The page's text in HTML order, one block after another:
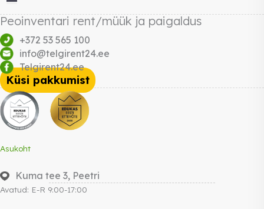
Peoinventari rent/müük ja paigaldus
+372 53 565 100
info@telgirent24.ee
Telgirent24.ee
Küsi pakkumist
Asukoht
Kuma tee 3, Peetri
Avatud: E-R 9:00-17:00